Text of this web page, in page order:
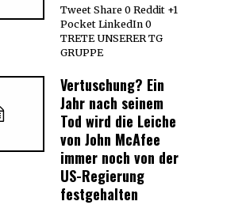
Tweet Share 0 Reddit +1
Pocket LinkedIn 0
TRETE UNSERER TG
GRUPPE
Vertuschung? Ein
Jahr nach seinem
Tod wird die Leiche
von John McAfee
immer noch von der
US-Regierung
festgehalten